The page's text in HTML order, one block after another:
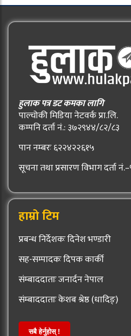
हुलाक पत्र डट कमका लागि
पाल्चोकी मिडिया नेटवर्क प्रा.लि.
कम्पनि दर्ता नं.: ३७२९४४/८२/८३
पान नम्बरः ६२२४२२६१५
सूचना तथा प्रसारण विभाग दर्ता
हाम्रो टिम
प्रबन्ध निर्देशकः दिनेश भण्डारी
सह-सम्पादकः दिपक कार्की
संम्बाददाताः जनार्दन नेपाल
संम्बाददाताः केशब श्रेष्ठ (धादिङ्)
सबै हेर्नुहोस् !